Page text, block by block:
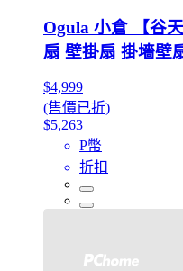
Ogula 小倉 【谷
扇 壁掛扇 掛墻壁
$4,999
(售價已折)
$5,263
P幣
折扣